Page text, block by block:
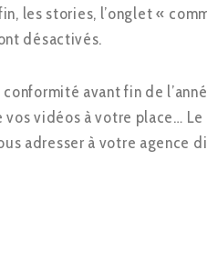
les stories, l’onglet «
désactivés.
avant fin de
vidéos à votre place…
adresser à votre agence